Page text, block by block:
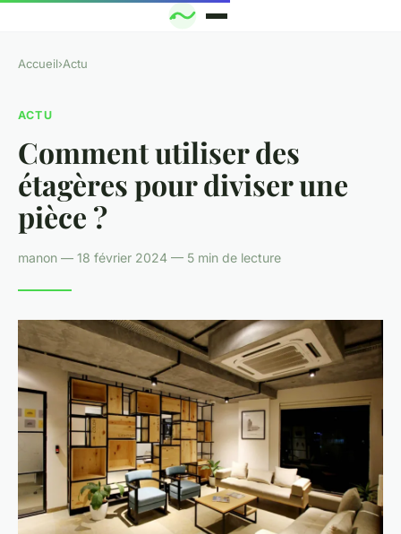
Accueil›Actu
ACTU
Comment utiliser des
étagères pour diviser une
pièce ?
manon — 18 février 2024 — 5 min de lecture